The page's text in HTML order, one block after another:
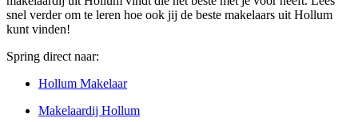
snel verder om te leren hoe ook jij de beste makelaars uit Hollum
kunt vinden!
Spring direct naar:
Hollum Makelaar
Makelaardij Hollum